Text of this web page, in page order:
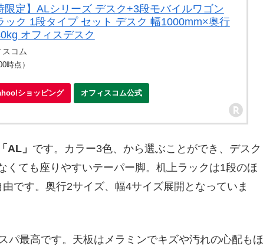
限定】ALシリーズ デスク+3段モバイルワゴン
ック 1段タイプ セット デスク 幅1000mm×奥行
オフィスデスク
コム
時点）
ショッピング オフィスコム公式
「AL」 です。カラー3色、から選ぶことができ、デスク
くても座りやすいテーパー脚。机上ラックは1段のほ
です。奥行2サイズ、幅4サイズ展開となっていま
パ最高です。天板はメラミンでキズや汚れの心配もほ